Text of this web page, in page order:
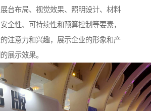
台布局、视觉效果、照明设计、材料
全性、可持续性和预算控制等要素，
注意力和兴趣，展示企业的形象和产
展示效果。